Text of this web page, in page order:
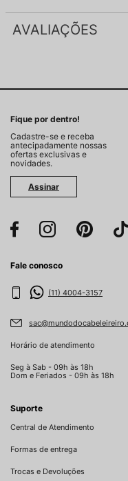
AVALIAÇÕES
Fique por dentro!
Cadastre-se e receba
antecipadamente nossas
ofertas exclusivas e
novidades.
Assinar
Fale conosco
(11) 4004-3157
Horário de atendimento
Seg à Sab - 09h às 18h
Dom e Feriados - 09h às 18h
Suporte
Central de Atendimento
Formas de entrega
Trocas e Devoluções